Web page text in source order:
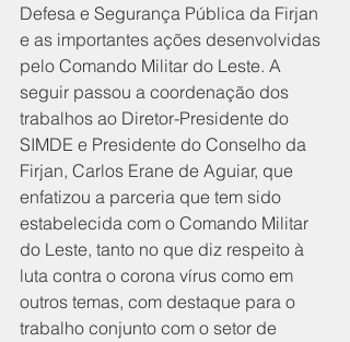
Defesa e Segurança Pública da Firjan
e as importantes ações desenvolvidas
pelo Comando Militar do Leste. A
seguir passou a coordenação dos
trabalhos ao Diretor-Presidente do
SIMDE e Presidente do Conselho da
Firjan, Carlos Erane de Aguiar, que
enfatizou a parceria que tem sido
estabelecida com o Comando Militar
do Leste, tanto no que diz respeito à
luta contra o corona vírus como em
outros temas, com destaque para o
trabalho conjunto com o setor de